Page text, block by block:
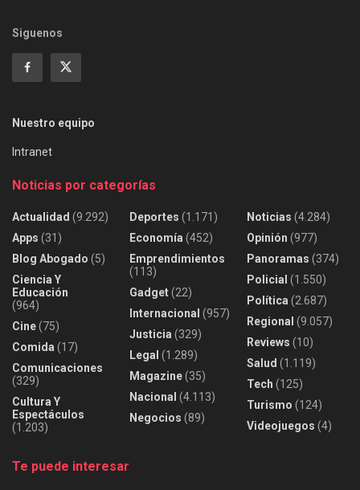
Siguenos
Nuestro equipo
Intranet
Noticias por categorías
Actualidad (9.292)
Apps (31)
Blog Abogado (5)
Ciencia Y
Educación
(964)
Cine(75)
Comida (17)
Comunicaciones
(329)
Cultura Y
Espectáculos
(1.203)
Deportes (1.171)
Economía (452)
Emprendimientos
(113)
Gadget(22)
Internacional (957)
Justicia (329)
Legal (1.289)
Magazine(35)
Nacional (4.113)
Negocios (89)
Noticias (4.284)
Opinión (977)
Panoramas (374)
Policial (1.550)
Política (2.687)
Regional (9.057)
Reviews (10)
Salud (1.119)
Tech (125)
Turismo (124)
Videojuegos (4)
Te puede interesar